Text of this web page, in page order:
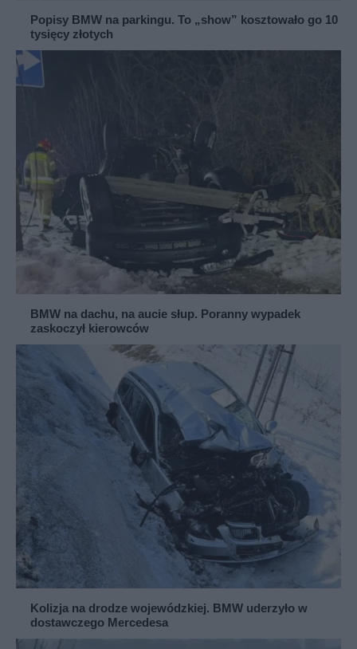
Popisy BMW na parkingu. To „show” kosztowało go 10
tysięcy złotych
BMW na dachu, na aucie słup. Poranny wypadek
zaskoczył kierowców
Kolizja na drodze wojewódzkiej. BMW uderzyło w
dostawczego Mercedesa